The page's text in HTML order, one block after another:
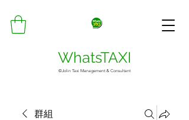
WhatsTAXI
©Jolin Taxi Management & Consultant
群組